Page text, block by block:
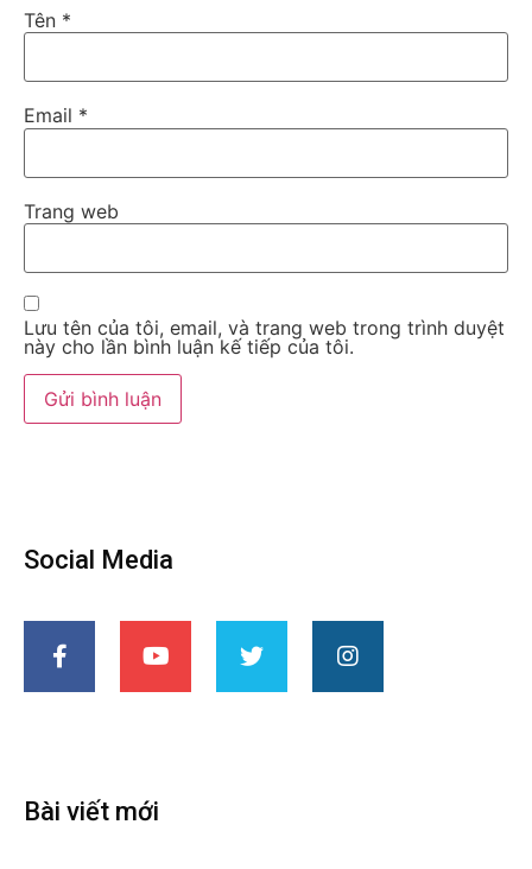
Tên *
Email *
Trang web
Lưu tên của tôi, email, và trang web trong trình duyệt
này cho lần bình luận kế tiếp của tôi.
Social Media
Bài viết mới